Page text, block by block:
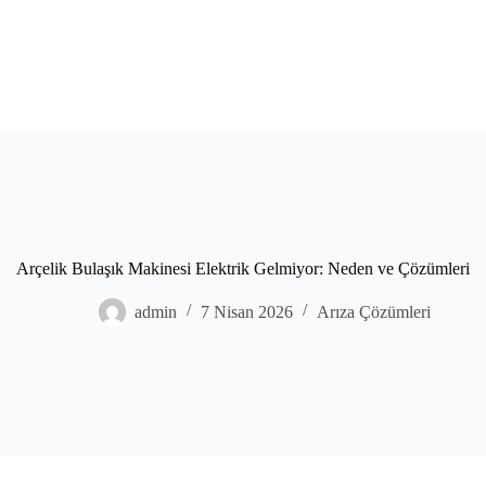
Arçelik Bulaşık Makinesi Elektrik Gelmiyor: Neden ve Çözümleri
admin 7 Nisan 2026 Arıza Çözümleri